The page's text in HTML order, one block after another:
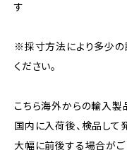
す
※採寸方法により多少の
ください。
こちら海外からの輸入製
国内に入荷後、検品して
大幅に前後する場合がご